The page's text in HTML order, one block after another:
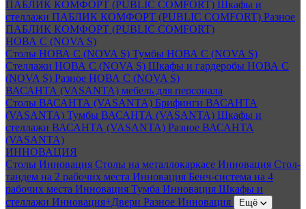
ПАБЛИК КОМФОРТ (PUBLIC COMFORT) Шкафы и
стеллажи ПАБЛИК КОМФОРТ (PUBLIC COMFORT) Разное
ПАБЛИК КОМФОРТ (PUBLIC COMFORT)
НОВА С (NOVA S)
Столы НОВА С (NOVA S) Тумбы НОВА С (NOVA S)
Стеллажи НОВА С (NOVA S) Шкафы и гардеробы НОВА С
(NOVA S) Разное НОВА С (NOVA S)
ВАСАНТА (VASANTA) мебель для персонала
Столы ВАСАНТА (VASANTA) Брифинги ВАСАНТА
(VASANTA) Тумбы ВАСАНТА (VASANTA) Шкафы и
стеллажи ВАСАНТА (VASANTA) Разное ВАСАНТА
(VASANTA)
ИННОВАЦИЯ
Столы Инновация Столы на металлокаркасе Инновация Стол-
тандем на 2 рабочих места Инновация Бенч-система на 4
рабочих места Инновация Тумба Инновация Шкафы и
стеллажи Инновация+Двери Разное Инновация Ещё